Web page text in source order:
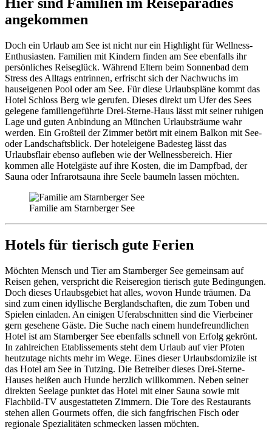
Hier sind Familien im Reiseparadies
angekommen
Doch ein Urlaub am See ist nicht nur ein Highlight für Wellness-
Enthusiasten. Familien mit Kindern finden am See ebenfalls ihr
persönliches Reiseglück. Während Eltern beim Sonnenbad dem
Stress des Alltags entrinnen, erfrischt sich der Nachwuchs im
hauseigenen Pool oder am See. Für diese Urlaubspläne kommt das
Hotel Schloss Berg wie gerufen. Dieses direkt um Ufer des Sees
gelegene familiengeführte Drei-Sterne-Haus lässt mit seiner ruhigen
Lage und guten Anbindung an München Urlaubsträume wahr
werden. Ein Großteil der Zimmer betört mit einem Balkon mit See-
oder Landschaftsblick. Der hoteleigene Badesteg lässt das
Urlaubsflair ebenso aufleben wie der Wellnessbereich. Hier
kommen alle Hotelgäste auf ihre Kosten, die im Dampfbad, der
Sauna oder Infrarotsauna ihre Seele baumeln lassen möchten.
Familie am Starnberger See
Hotels für tierisch gute Ferien
Möchten Mensch und Tier am Starnberger See gemeinsam auf
Reisen gehen, verspricht die Reiseregion tierisch gute Bedingungen.
Doch dieses Urlaubsgebiet hat alles, wovon Hunde träumen. Da
sind zum einen idyllische Berglandschaften, die zum Toben und
Spielen einladen. An einigen Uferabschnitten sind die Vierbeiner
gern gesehene Gäste. Die Suche nach einem hundefreundlichen
Hotel ist am Starnberger See ebenfalls schnell von Erfolg gekrönt.
In zahlreichen Etablissements steht dem Urlaub auf vier Pfoten
heutzutage nichts mehr im Wege. Eines dieser Urlaubsdomizile ist
das Hotel am See in Tutzing. Die Betreiber dieses Drei-Sterne-
Hauses heißen auch Hunde herzlich willkommen. Neben seiner
direkten Seelage punktet das Hotel mit einer Sauna sowie mit
Flachbild-TV ausgestatteten Zimmern. Die Tore des Restaurants
stehen allen Gourmets offen, die sich fangfrischen Fisch oder
regionale Spezialitäten schmecken lassen möchten.